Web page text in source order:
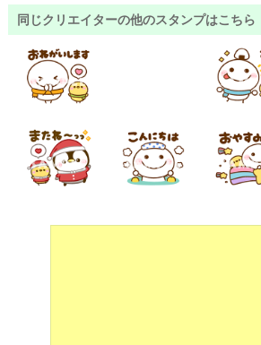
同じクリエイターの他のスタンプはこちら